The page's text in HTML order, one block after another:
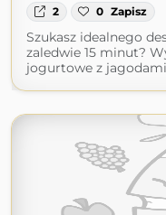
2 0 Zapisz
Szukasz idealnego
zaledwie 15 minut?
jogurtowe z jagodami